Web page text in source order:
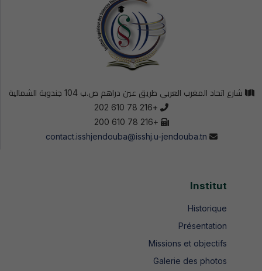
شارع اتحاد المغرب العربي طريق عين دراهم ص.ب 104 جندوبة الشمالية
+216 78 610 202
+216 78 610 200
contact.isshjendouba@isshj.u-jendouba.tn
Institut
Historique
Présentation
Missions et objectifs
Galerie des photos